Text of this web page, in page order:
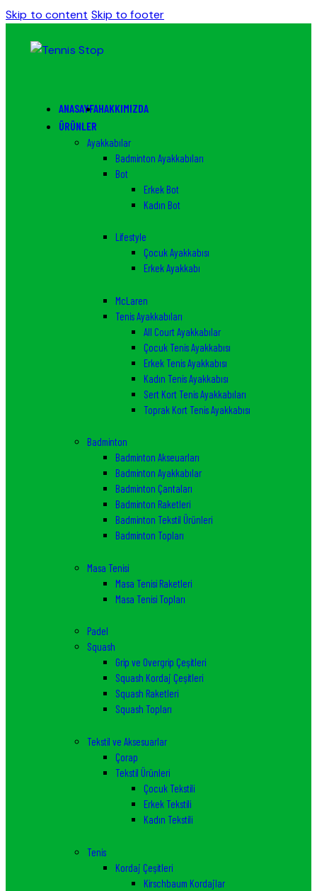
Skip to content Skip to footer
ANASAYFAHAKKIMIZDA
ÜRÜNLER
Ayakkabılar
Badminton Ayakkabıları
Bot
Erkek Bot
Kadın Bot
Lifestyle
Çocuk Ayakkabısı
Erkek Ayakkabı
McLaren
Tenis Ayakkabıları
All Court Ayakkabılar
Çocuk Tenis Ayakkabısı
Erkek Tenis Ayakkabısı
Kadın Tenis Ayakkabısı
Sert Kort Tenis Ayakkabıları
Toprak Kort Tenis Ayakkabısı
Badminton
Badminton Akseuarları
Badminton Ayakkabılar
Badminton Çantaları
Badminton Raketleri
Badminton Tekstil Ürünleri
Badminton Topları
Masa Tenisi
Masa Tenisi Raketleri
Masa Tenisi Topları
Padel
Squash
Grip ve Overgrip Çeşitleri
Squash Kordaj Çeşitleri
Squash Raketleri
Squash Topları
Tekstil ve Aksesuarlar
Çorap
Tekstil Ürünleri
Çocuk Tekstili
Erkek Tekstili
Kadın Tekstili
Tenis
Kordaj Çeşitleri
Kirschbaum Kordajlar